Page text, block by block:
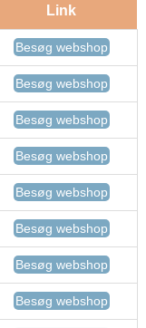
Link
Besøg webshop
Besøg webshop
Besøg webshop
Besøg webshop
Besøg webshop
Besøg webshop
Besøg webshop
Besøg webshop